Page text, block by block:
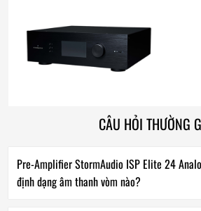
CÂU HỎI THƯỜNG
Pre-Amplifier StormAudio ISP Elite 24
định dạng âm thanh vòm nào?